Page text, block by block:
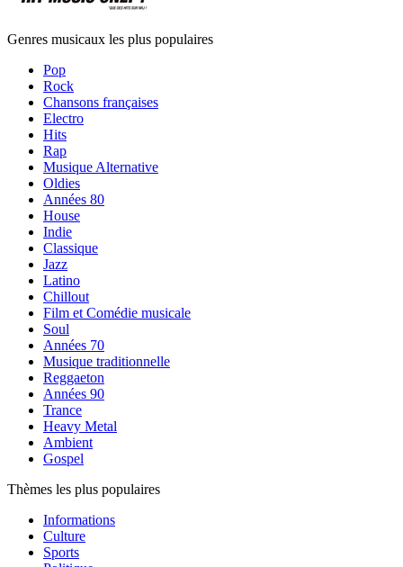
Genres musicaux les plus populaires
Pop
Rock
Chansons françaises
Electro
Hits
Rap
Musique Alternative
Oldies
Années 80
House
Indie
Classique
Jazz
Latino
Chillout
Film et Comédie musicale
Soul
Années 70
Musique traditionnelle
Reggaeton
Années 90
Trance
Heavy Metal
Ambient
Gospel
Thèmes les plus populaires
Informations
Culture
Sports